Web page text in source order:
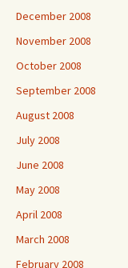
December 2008
November 2008
October 2008
September 2008
August 2008
July 2008
June 2008
May 2008
April 2008
March 2008
February 2008